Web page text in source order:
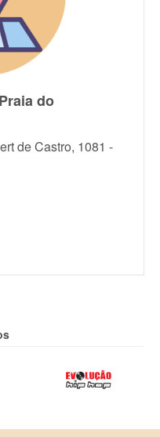
do
de Castro, 1081 -